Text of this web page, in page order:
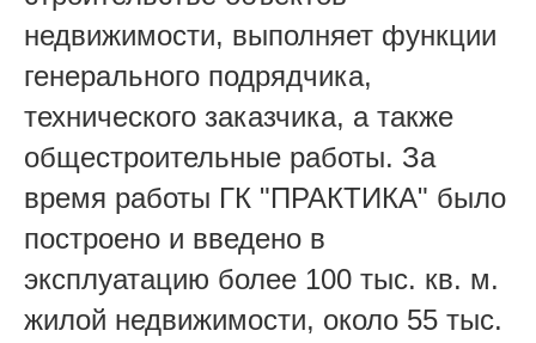
недвижимости, выполняет функции
генерального подрядчика,
технического заказчика, а также
общестроительные работы. За
время работы ГК "ПРАКТИКА" было
построено и введено в
эксплуатацию более 100 тыс. кв. м.
жилой недвижимости, около 55 тыс.